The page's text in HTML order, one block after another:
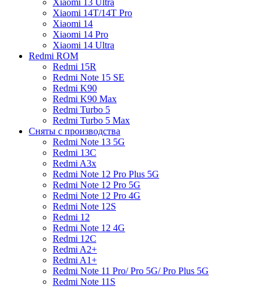
Xiaomi 13 Ultra
Xiaomi 14T/14T Pro
Xiaomi 14
Xiaomi 14 Pro
Xiaomi 14 Ultra
Redmi ROM
Redmi 15R
Redmi Note 15 SE
Redmi K90
Redmi K90 Max
Redmi Turbo 5
Redmi Turbo 5 Max
Сняты с производства
Redmi Note 13 5G
Redmi 13C
Redmi A3x
Redmi Note 12 Pro Plus 5G
Redmi Note 12 Pro 5G
Redmi Note 12 Pro 4G
Redmi Note 12S
Redmi 12
Redmi Note 12 4G
Redmi 12C
Redmi A2+
Redmi A1+
Redmi Note 11 Pro/ Pro 5G/ Pro Plus 5G
Redmi Note 11S